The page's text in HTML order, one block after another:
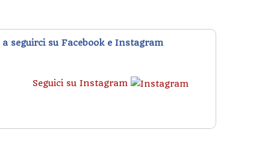
seguirci su Facebook e Instagram
Seguici su Instagram